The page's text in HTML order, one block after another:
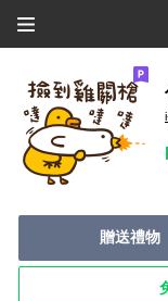
贈送禮物